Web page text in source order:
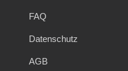
FAQ
Datenschutz
AGB